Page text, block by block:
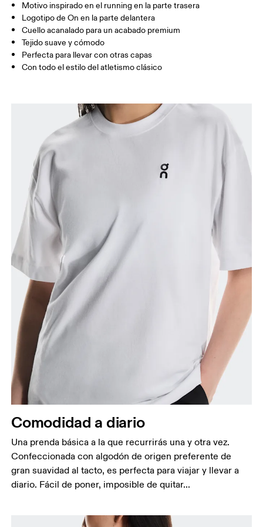
Arrastra en sentido horizontal para ver más.
Cómo medirse
Busto
Mide el contorno de la parte con más volumen del
busto manteniendo la cinta métrica horizontal.
Mide el contorno de la parte más estrecha de la
cintura.
Cadera
Mide el contorno de la parte más ancha de las
caderas.
Motivo inspirado en el running en la parte trasera
Logotipo de On en la parte delantera
Cuello acanalado para un acabado premium
Tejido suave y cómodo
Perfecta para llevar con otras capas
Con todo el estilo del atletismo clásico
Comodidad a diario
Una prenda básica a la que recurrirás una y otra vez.
Confeccionada con algodón de origen preferente de
gran suavidad al tacto, es perfecta para viajar y llevar a
diario. Fácil de poner, imposible de quitar...